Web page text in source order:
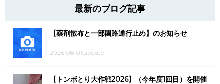
最新のブログ記事
【薬剤散布と一部園路通行止め】のお知らせ
2026.08.06update
【トンボとり大作戦2026】（今年度1回目）を開催